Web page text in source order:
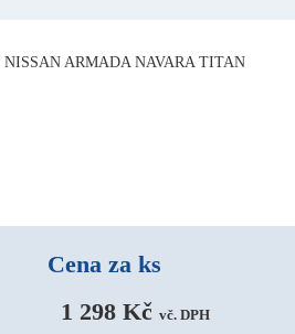
ARMADA NAVARA TITAN
Cena za ks
1 298 Kč vč. DPH